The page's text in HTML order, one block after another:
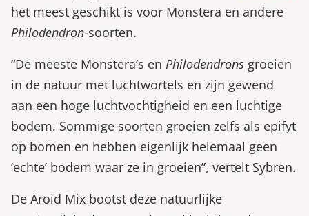
het meest geschikt is voor Monstera en andere
Philodendron-soorten.
“De meeste Monstera’s en Philodendrons groeien
in de natuur met luchtwortels en zijn gewend
aan een hoge luchtvochtigheid en een luchtige
bodem. Sommige soorten groeien zelfs als epifyt
op bomen en hebben eigenlijk helemaal geen
‘echte’ bodem waar ze in groeien”, vertelt Sybren.
De Aroid Mix bootst deze natuurlijke